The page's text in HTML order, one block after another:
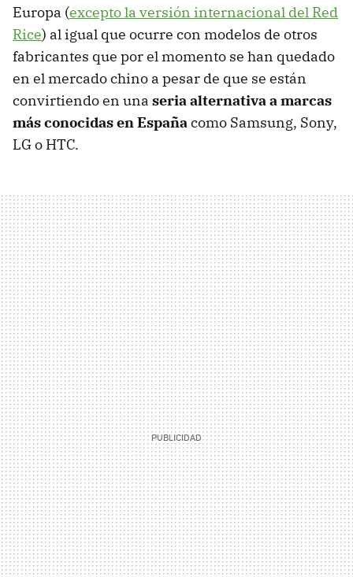
Europa (excepto la versión internacional del Red
Rice) al igual que ocurre con modelos de otros
fabricantes que por el momento se han quedado
en el mercado chino a pesar de que se están
convirtiendo en una seria alternativa a marcas
más conocidas en Españacomo Samsung, Sony,
LG o HTC.